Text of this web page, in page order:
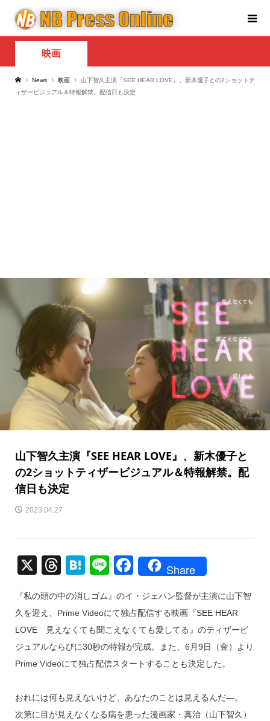
映画
News 映画
山下智久主演『SEE HEAR LOVE』、新木優子との2ショットテ
ィザービジュアル＆特報解禁。配信日も決定
山下智久主演『SEE HEAR LOVE』、新木優子と
の2ショットティザービジュアル＆特報解禁。配
信日も決定
2023.04.27
X
T
e
a
d
s
H
e
n
a
Li
e
F
c
e
b
o
k
Share
『私の頭の中の消しゴム』のイ・ジェハン監督が主演に山下智
久を迎え、Prime Videoにて独占配信する映画『SEE HEAR
LOVE 見えなくても聞こえなくても愛してる』のティザービ
ジュアルならびに30秒の特報が完成。また、6月9日（金）より
Prime Videoにて独占配信スタートすることも決定した。
おれには何も見えないけど、あなたのことは見えるんだ―。
次第に目が見えなくなる病を患った漫画家・真治（山下智久）